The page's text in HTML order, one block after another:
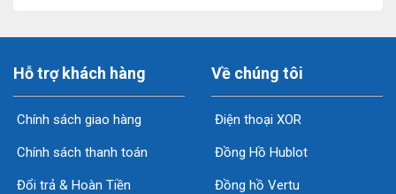
Hỗ trợ khách hàng
Chính sách giao hàng
Chính sách thanh toán
Đổi trả & Hoàn Tiền
Về chúng tôi
Điện thoại XOR
Đồng Hồ Hublot
Đồng hồ Vertu